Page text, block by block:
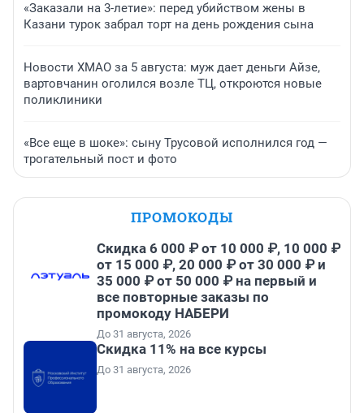
«Заказали на 3-летие»: перед убийством жены в
Казани турок забрал торт на день рождения сына
Новости ХМАО за 5 августа: муж дает деньги Айзе,
вартовчанин оголился возле ТЦ, откроются новые
поликлиники
«Все еще в шоке»: сыну Трусовой исполнился год —
трогательный пост и фото
ПРОМОКОДЫ
Скидка 6 000 ₽ от 10 000 ₽, 10 000 ₽
от 15 000 ₽, 20 000 ₽ от 30 000 ₽ и
35 000 ₽ от 50 000 ₽ на первый и
все повторные заказы по
промокоду НАБЕРИ
До 31 августа, 2026
Скидка 11% на все курсы
До 31 августа, 2026